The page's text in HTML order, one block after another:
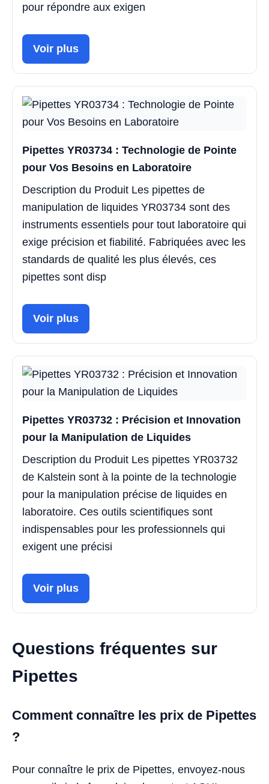
pour répondre aux exigen
Voir plus
Pipettes YR03734 : Technologie de Pointe
pour Vos Besoins en Laboratoire
Description du Produit Les pipettes de
manipulation de liquides YR03734 sont des
instruments essentiels pour tout laboratoire qui
exige précision et fiabilité. Fabriquées avec les
standards de qualité les plus élevés, ces
pipettes sont disp
Voir plus
Pipettes YR03732 : Précision et Innovation
pour la Manipulation de Liquides
Description du Produit Les pipettes YR03732
de Kalstein sont à la pointe de la technologie
pour la manipulation précise de liquides en
laboratoire. Ces outils scientifiques sont
indispensables pour les professionnels qui
exigent une précisi
Voir plus
Questions fréquentes sur
Pipettes
Comment connaître les prix de Pipettes
?
Pour connaître le prix de Pipettes, envoyez-nous